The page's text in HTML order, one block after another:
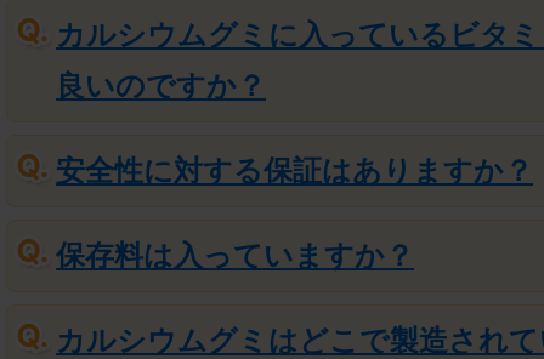
カルシウムグミに入っているビタ
良いのですか？
安全性に対する保証はありますか？
保存料は入っていますか？
カルシウムグミはどこで製造され